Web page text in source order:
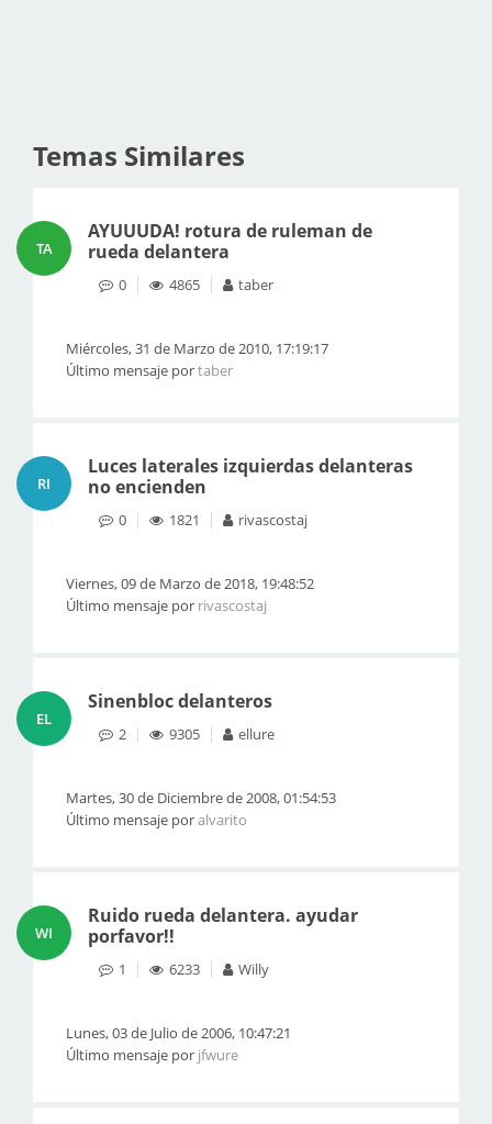
Temas Similares
TA
AYUUUDA! rotura de ruleman de
rueda delantera
0 4865 taber
Miércoles, 31 de Marzo de 2010, 17:19:17
Último mensaje portaber
RI
Luces laterales izquierdas delanteras
no encienden
0 1821 rivascostaj
Viernes, 09 de Marzo de 2018, 19:48:52
Último mensaje por rivascostaj
EL
Sinenbloc delanteros
2 9305 ellure
Martes, 30 de Diciembre de 2008, 01:54:53
Último mensaje poralvarito
WI
Ruido rueda delantera. ayudar
porfavor!!
1 6233 Willy
Lunes, 03 de Julio de 2006, 10:47:21
Último mensaje por jfwure